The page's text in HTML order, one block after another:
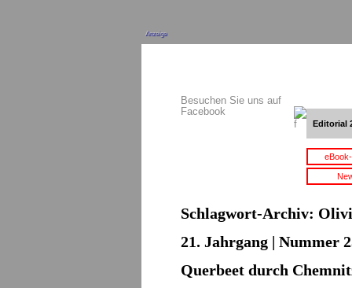
Anzeige
Besuchen Sie uns auf
Facebook
Editorial
Schlagwort-Archiv:
21. Jahrgang | Nummer
Querbeet durch